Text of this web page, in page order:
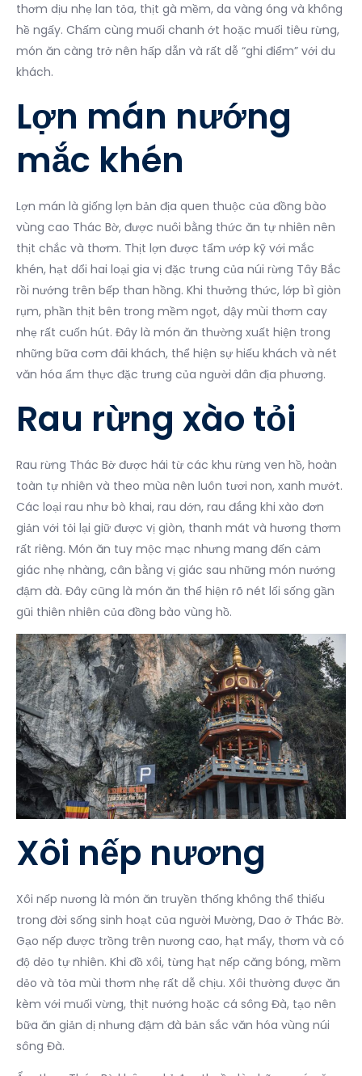
thơm dịu nhẹ lan tỏa, thịt gà mềm, da vàng óng và không
hề ngấy. Chấm cùng muối chanh ớt hoặc muối tiêu rừng,
món ăn càng trở nên hấp dẫn và rất dễ “ghi điểm” với du
khách.
Lợn mán nướng
mắc khén
Lợn mán là giống lợn bản địa quen thuộc của đồng bào
vùng cao Thác Bờ, được nuôi bằng thức ăn tự nhiên nên
thịt chắc và thơm. Thịt lợn được tẩm ướp kỹ với mắc
khén, hạt dổi hai loại gia vị đặc trưng của núi rừng Tây Bắc
rồi nướng trên bếp than hồng. Khi thưởng thức, lớp bì giòn
rụm, phần thịt bên trong mềm ngọt, dậy mùi thơm cay
nhẹ rất cuốn hút. Đây là món ăn thường xuất hiện trong
những bữa cơm đãi khách, thể hiện sự hiếu khách và nét
văn hóa ẩm thực đặc trưng của người dân địa phương.
Rau rừng xào tỏi
Rau rừng Thác Bờ được hái từ các khu rừng ven hồ, hoàn
toàn tự nhiên và theo mùa nên luôn tươi non, xanh mướt.
Các loại rau như bò khai, rau dớn, rau đắng khi xào đơn
giản với tỏi lại giữ được vị giòn, thanh mát và hương thơm
rất riêng. Món ăn tuy mộc mạc nhưng mang đến cảm
giác nhẹ nhàng, cân bằng vị giác sau những món nướng
đậm đà. Đây cũng là món ăn thể hiện rõ nét lối sống gần
gũi thiên nhiên của đồng bào vùng hồ.
Xôi nếp nương
Xôi nếp nương là món ăn truyền thống không thể thiếu
trong đời sống sinh hoạt của người Mường, Dao ở Thác Bờ.
Gạo nếp được trồng trên nương cao, hạt mẩy, thơm và có
độ dẻo tự nhiên. Khi đồ xôi, từng hạt nếp căng bóng, mềm
dẻo và tỏa mùi thơm nhẹ rất dễ chịu. Xôi thường được ăn
kèm với muối vừng, thịt nướng hoặc cá sông Đà, tạo nên
bữa ăn giản dị nhưng đậm đà bản sắc văn hóa vùng núi
sông Đà.